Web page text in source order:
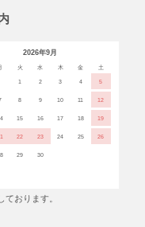
2026年9月
火 水 木 金 土
1 2 3 4 5
8 9 10 11 12
15 16 17 18 19
22 23 24 25 26
29 30
おります。